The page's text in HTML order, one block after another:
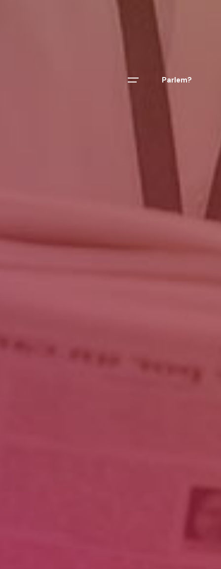
Parlem?